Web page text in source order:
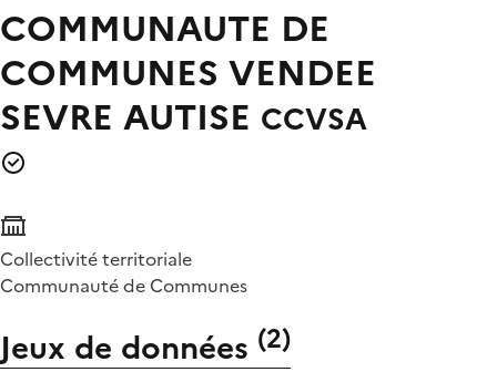
COMMUNAUTE DE
COMMUNES VENDEE
SEVRE AUTISE CCVSA
Collectivité territoriale
Communauté de Communes
Jeux de données (2)